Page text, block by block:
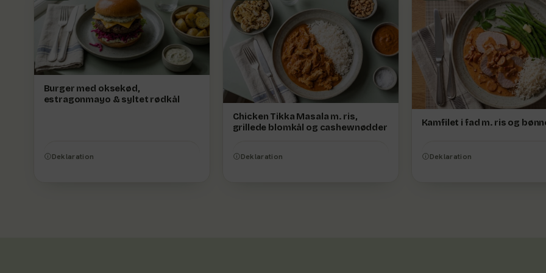
Burger med oksekød,
estragonmayo & syltet rødkål
Deklaration
Chicken Tikka Masala m. ris,
grillede blomkål og cashewnødder
Deklaration
Kamfilet i fad m. ris og
Deklaration